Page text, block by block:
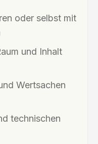
oder selbst mit
und Inhalt
Wertsachen
technischen